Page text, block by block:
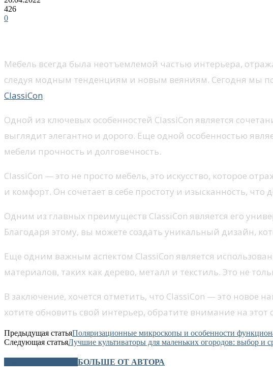
426
0
Мебель всегда была неотъемлемой частью интерьера,
следуя модным тенденциям и новым веяниям. Сегодня мы
ClassiCon.
Одной из ключевых особенностей ClassiCon является
выглядит элегантно и дорого. Еще одной особенностью
мебели прочность и долговечность.
ClassiCon — это не просто мебель, это искусство, которое
и комфорт. Он сочетает в себе простоту и изысканность,
Одним из главных преимуществ ClassiCon является его
Благодаря этому, вы можете создать уникальный дизайн,
Еще одним важным аспектом ClassiCon является
материалов, таких как дерево, металл и текстиль. Это не
В заключение, хочется отметить, что ClassiCon — это
хотите обновить свой интерьер, обратите внимание на
Предыдущая статьяПоляризационные микроскопы и особенности
Следующая статьяЛучшие культиваторы для маленьких огородов: выбор и
БОЛЬШЕ ОТ АВТОРА